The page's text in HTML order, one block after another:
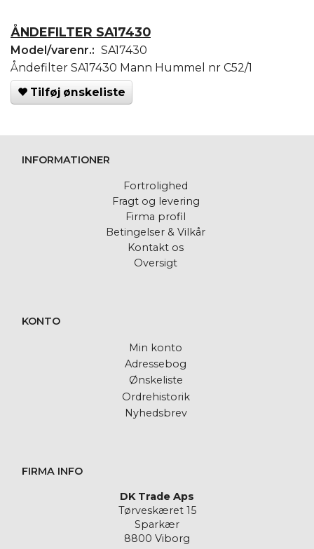
ÅNDEFILTER SA17430
Model/varenr.: SA17430
Åndefilter SA17430 Mann Hummel nr C52/1
Tilføj ønskeliste
INFORMATIONER
Fortrolighed
Fragt og levering
Firma profil
Betingelser & Vilkår
Kontakt os
Oversigt
KONTO
Min konto
Adressebog
Ønskeliste
Ordrehistorik
Nyhedsbrev
FIRMA INFO
DK Trade Aps
Tørveskæret 15
Sparkær
8800 Viborg